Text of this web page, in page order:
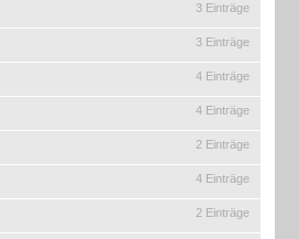
3 Einträge
3 Einträge
4 Einträge
4 Einträge
2 Einträge
4 Einträge
2 Einträge